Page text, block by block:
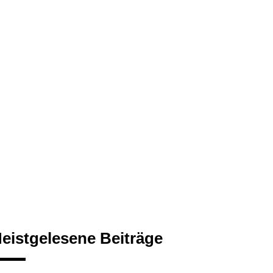
Beiträge